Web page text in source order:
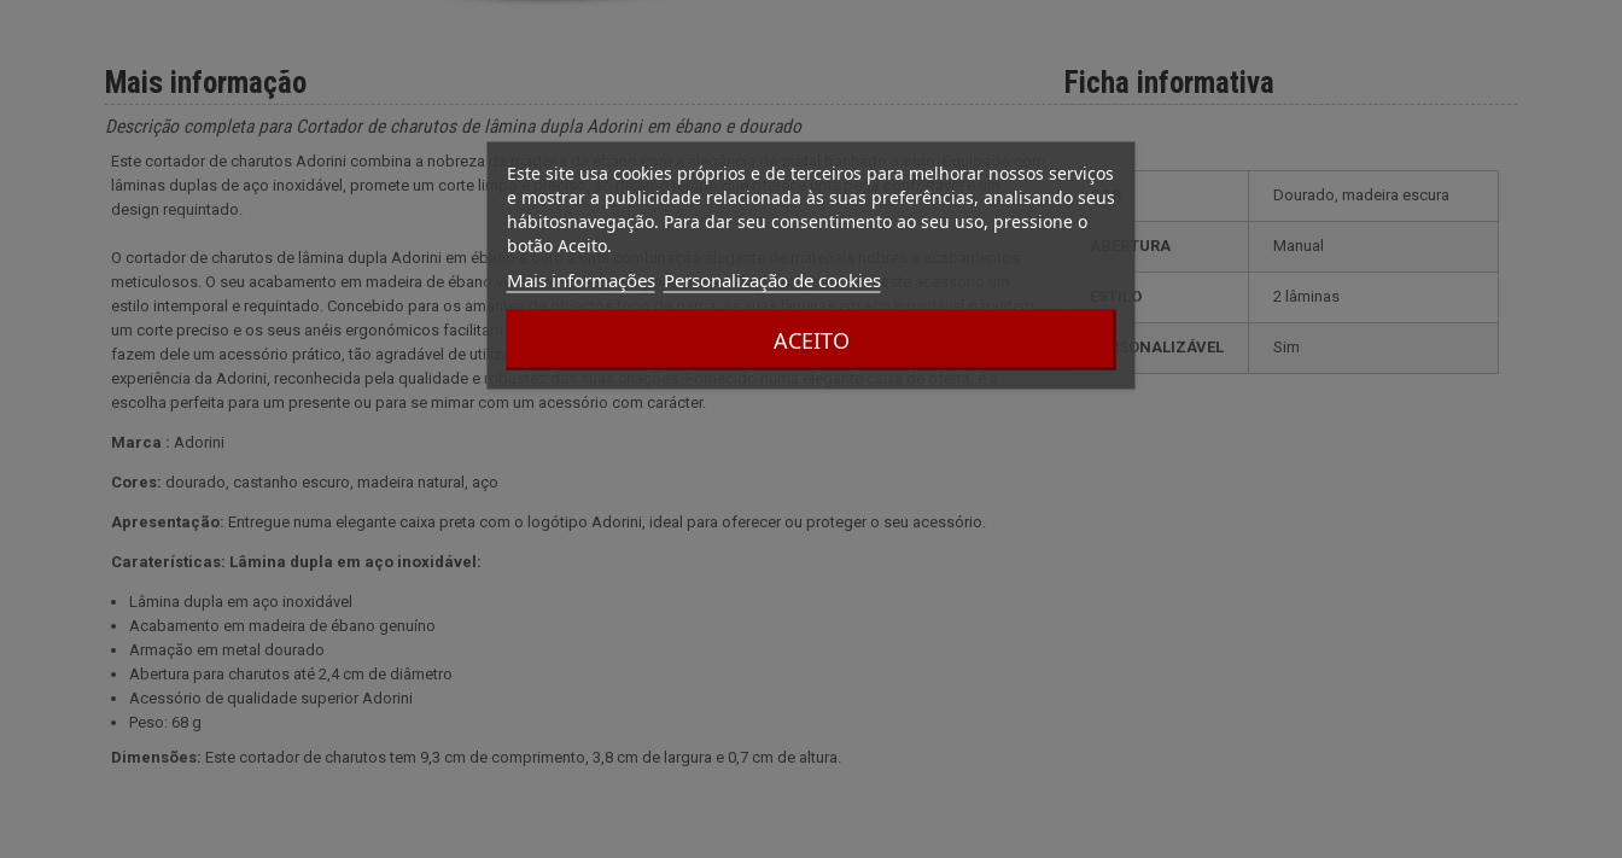
Este site usa cookies próprios e de terceiros para melhorar nossos serviços
e mostrar a publicidade relacionada às suas preferências, analisando seus
hábitosnavegação. Para dar seu consentimento ao seu uso, pressione o
botão Aceito.
Mais informações Personalização de cookies
ACEITO
Ficha informativa
COR Dourado, madeira escura
ABERTURA Manual
ESTILO 2 lâminas
PERSONALIZÁVEL sim
Mais informação
Descrição completa para Cortador de charutos de lâmina dupla Adorini em ébano e dourado
Este cortador de charutos Adorini combina a nobreza da madeira de ébano com a elegância do metal banhado a ouro. Equipado com
lâminas duplas de aço inoxidável, promete um corte limpo e preciso, ao mesmo tempo que oferece uma pega confortável e um
design requintado.
O cortador de charutos de lâmina dupla Adorini em ébano e ouro é uma combinação elegante de materiais nobres e acabamentos
meticulosos. O seu acabamento em madeira de ébano verdadeiro, realçado por detalhes dourados, confere a este acessório um
estilo intemporal e requintado. Concebido para os amantes de objectos topo de gama, as suas lâminas em aço inoxidável garantem
um corte preciso e os seus anéis ergonómicos facilitam o seu manuseamento. O seu design compacto e o seu peso equilibrado
fazem dele um acessório prático, tão agradável de utilizar como de exibir. Este cortador de charutos é um exemplo perfeito da
experiência da Adorini, reconhecida pela qualidade e robustez das suas criações. Fornecido numa elegante caixa de oferta, é a
escolha perfeita para um presente ou para se mimar com um acessório com carácter.
Marca : Adorini
Cores: dourado, castanho escuro, madeira natural, aço
Apresentação: Entregue numa elegante caixa preta com o logótipo Adorini, ideal para oferecer ou proteger o seu acessório.
Caraterísticas: Lâmina dupla em aço inoxidável:
Lâmina dupla em aço inoxidável
Acabamento em madeira de ébano genuíno
Armação em metal dourado
Abertura para charutos até 2,4 cm de diâmetro
Acessório de qualidade superior Adorini
Peso: 68 g
Dimensões: Este cortador de charutos tem 9,3 cm de comprimento, 3,8 cm de largura e 0,7 cm de altura.